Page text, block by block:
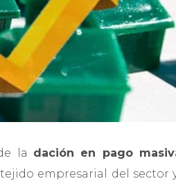
la dación en pago
empresarial del sector